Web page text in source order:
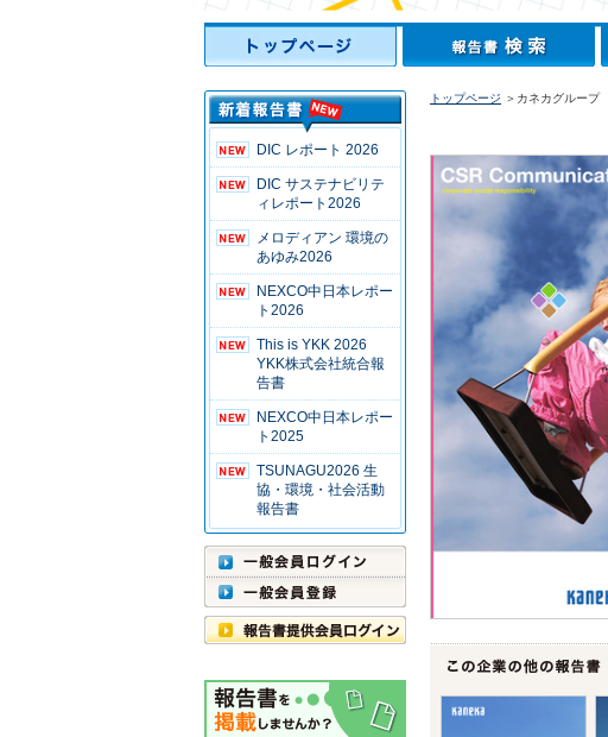
DIC レポート 2026
DIC サステナビリテ
ィレポート2026
メロディアン 環境の
あゆみ2026
NEXCO中日本レポー
ト2026
This is YKK 2026
YKK株式会社統合報
告書
NEXCO中日本レポー
ト2025
TSUNAGU2026 生
協・環境・社会活動
報告書
トップページ ＞カネカグルー